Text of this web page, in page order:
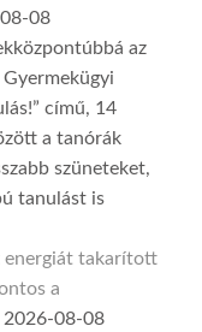
08
az
című, 14
a tanórák
szüneteket,
tanulást is
energiát takarított
a
2026-08-08